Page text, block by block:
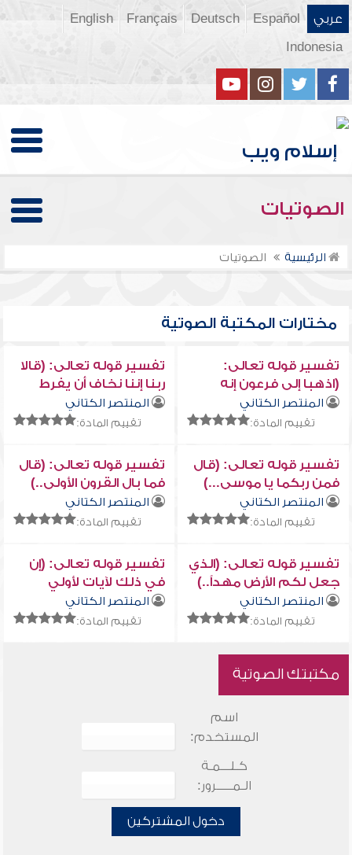
عربي Español
Deutsch
Français
English
Indonesia
الصوتيات
الرئيسية الصوتيات
مختارات المكتبة الصوتية
تفسير قوله تعالى:
(اذهبا إلى فرعون إنه
طغى...)
المنتصر الكتاني
تقييم المادة:
تفسير قوله تعالى: (قالا
ربنا إننا نخاف أن يفرط
علينا..)
المنتصر الكتاني
تقييم المادة:
تفسير قوله تعالى: (قال
فمن ربكما يا موسى...)
المنتصر الكتاني
تقييم المادة:
تفسير قوله تعالى: (قال
فما بال القرون الأولى..)
المنتصر الكتاني
تقييم المادة:
تفسير قوله تعالى: (الذي
جعل لكم الأرض مهداً..)
المنتصر الكتاني
تقييم المادة:
تفسير قوله تعالى: (إن
في ذلك لآيات لأولي
النهى)
المنتصر الكتاني
تقييم المادة:
مكتبتك الصوتية
اسم
المستخدم:
كـلـــمـة
الـمـــــرور:
دخول المشتركين